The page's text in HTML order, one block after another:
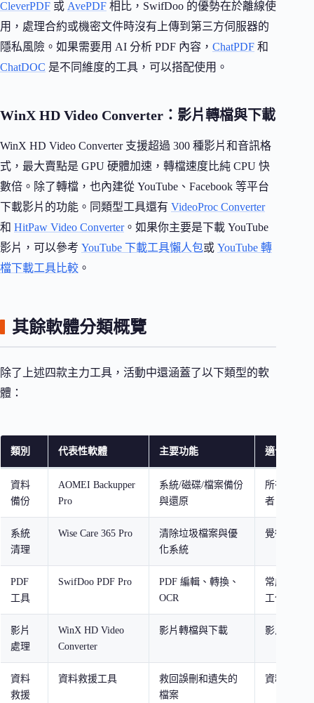
CleverPDF 或 AvePDF 相比，SwifDoo 的優勢在於離線使
用，處理合約或機密文件時沒有上傳到第三方伺服器的
隱私風險。如果需要用 AI 分析 PDF 內容， ChatPDF 和
ChatDOC 是不同維度的工具，可以搭配使用。
WinX HD Video Converter：影片轉檔與下載
WinX HD Video Converter 支援超過 300 種影片和音訊格
式，最大賣點是 GPU 硬體加速，轉檔速度比純 CPU 快
數倍。除了轉檔，也內建從 YouTube、Facebook 等平台
下載影片的功能。同類型工具還有 VideoProc Converter
和 HitPaw Video Converter。如果你主要是下載 YouTube
影片，可以參考 YouTube 下載工具懶人包或 YouTube 轉
檔下載工具比較 。
其餘軟體分類概覽
除了上述四款主力工具，活動中還涵蓋了以下類型的軟
體：
類別 代表性軟體 主要功能 適合對象
資料
備份
AOMEI Backupper
Pro
系統/磁碟/檔案備份
與還原
所有
者
系統
清理
Wise Care 365 Pro
清除垃圾檔案與優
化系統
覺得電腦
PDF
工具
SwifDoo PDF Pro
PDF 編輯、轉換、
OCR
常處理文
工作者
影片
處理
WinX HD Video
Converter
影片轉檔與下載 影片創作者
資料
救援
資料救援工具
救回誤刪和遺失的
檔案
資料意外